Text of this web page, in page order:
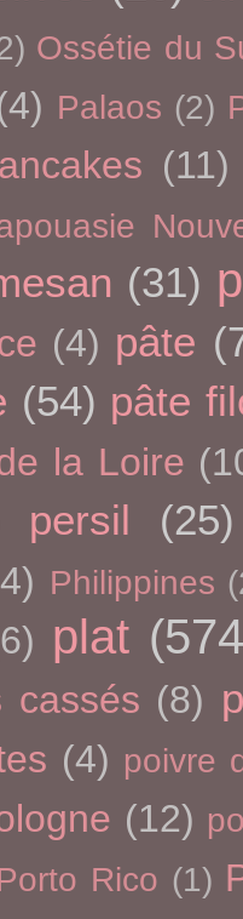
Ossétie du
Palaos (2)
(11)
(31)
(4) pâte
(54) pâte
la Loire
persil (25)
Philippines
plat
cassés (8)
(4) poivre
(12)
Rico (1)